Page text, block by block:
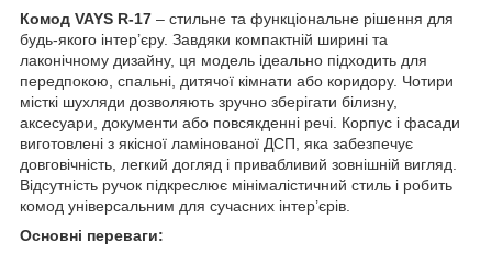
Комод VAYS R-17 – стильне та функціональне рішення для
будь-якого інтер’єру. Завдяки компактній ширині та
лаконічному дизайну, ця модель ідеально підходить для
передпокою, спальні, дитячої кімнати або коридору. Чотири
місткі шухляди дозволяють зручно зберігати білизну,
аксесуари, документи або повсякденні речі. Корпус і фасади
виготовлені з якісної ламінованої ДСП, яка забезпечує
довговічність, легкий догляд і привабливий зовнішній вигляд.
Відсутність ручок підкреслює мінімалістичний стиль і робить
комод універсальним для сучасних інтер’єрів.
Основні переваги: